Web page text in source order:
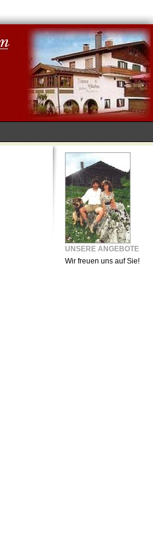
UNSERE ANGEBOTE
Wir freuen uns auf Sie!